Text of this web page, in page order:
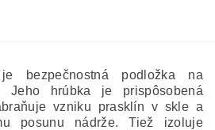
bezpečnostná podložka na
Jeho hrúbka je prispôsobená
vzniku prasklín v skle a
posunu nádrže. Tiež izoluje